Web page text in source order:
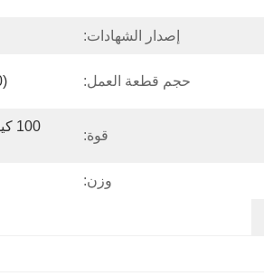
إصدار الشهادات:
حجم قطعة العمل: (100-300) ملم * 350 ملم
قوة:
وزن: